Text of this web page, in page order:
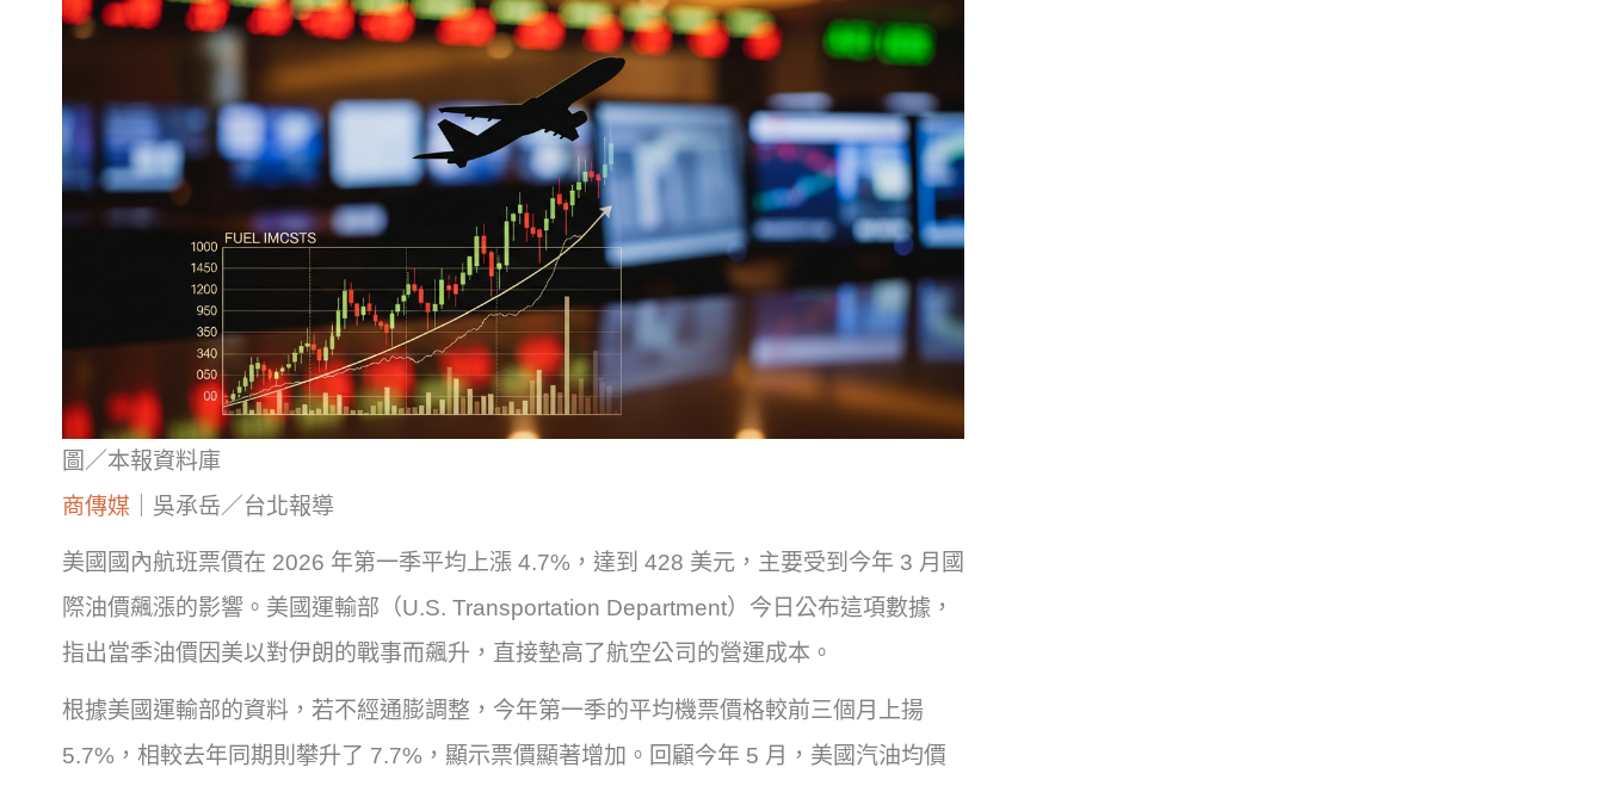
圖／本報資料庫
商傳媒 ｜吳承岳／台北報導
美國國內航班票價在 2026 年第一季平均上漲 4.7%，達到 428 美元，主要受到今年 3 月國
際油價飆漲的影響。美國運輸部（U.S. Transportation Department）今日公布這項數據，
指出當季油價因美以對伊朗的戰事而飆升，直接墊高了航空公司的營運成本。
根據美國運輸部的資料，若不經通膨調整，今年第一季的平均機票價格較前三個月上揚
5.7%，相較去年同期則攀升了 7.7%，顯示票價顯著增加。回顧今年 5 月，美國汽油均價